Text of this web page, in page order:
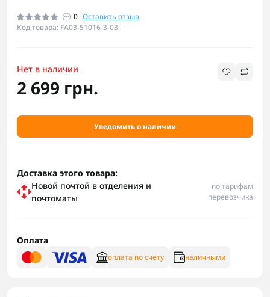
0 Оставить отзыв
Код товара: FA03-51016-3-03
Нет в наличии
2 699 грн.
Уведомить о наличии
Доставка этого товара:
Новой почтой в отделения и
почтоматы
по тарифам
перевозчика
Оплата
оплата по счету наличными